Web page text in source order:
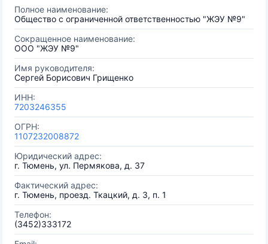
Полное наименование:
Общество с ограниченной ответственностью "ЖЭУ №9"
Сокращенное наименование:
ООО "ЖЭУ №9"
Имя руководителя:
Сергей Борисович Грищенко
ИНН:
7203246355
ОГРН:
1107232008872
Юридический адрес:
г. Тюмень, ул. Пермякова, д. 37
Фактический адрес:
г. Тюмень, проезд. Ткацкий, д. 3, п. 1
Телефон:
(3452)333172